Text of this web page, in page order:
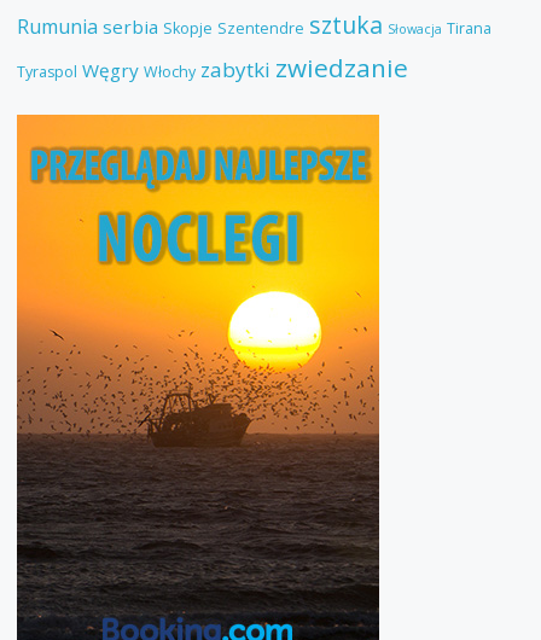
Rumunia serbia Skopje Szentendre sztuka Słowacja Tirana
Tyraspol Węgry Włochy zabytki zwiedzanie